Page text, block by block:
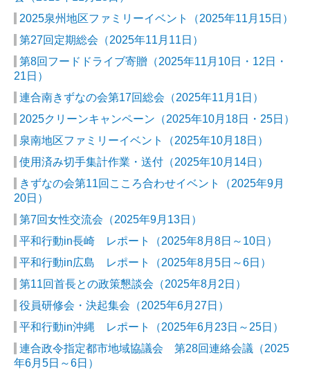
役員用ページ
会議室予約状況
機関会議報告（37・38年度）
2025泉州地区ファミリーイベント
（2025年11月15日）
第27回定期総会 （2025年11月11日）
第8回フードドライブ寄贈 （2025年11月10日・12日・
21日）
連合南きずなの会第17回総会 （2025年11月1日）
2025クリーンキャンペーン （2025年10月18日・25日）
泉南地区ファミリーイベント
（2025年10月18日）
使用済み切手集計作業・送付 （2025年10月14日）
きずなの会第11回こころ合わせイベント
（2025年9月
20日）
第7回女性交流会 （2025年9月13日）
平和行動in長崎 レポート
（2025年8月8日～10日）
平和行動in広島 レポート
（2025年8月5日～6日）
第11回首長との政策懇談会 （2025年8月2日）
役員研修会・決起集会 （2025年6月27日）
平和行動in沖縄 レポート
（2025年6月23日～25日）
連合政令指定都市地域協議会 第28回連絡会議 （2025
年6月5日～6日）